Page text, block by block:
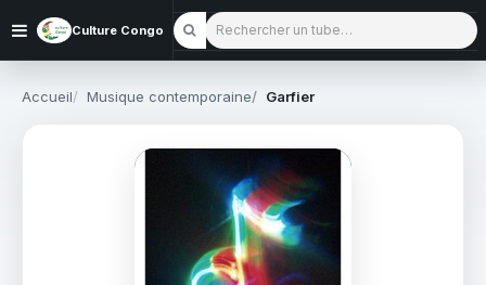
Culture Congo Rechercher un tube
Accueil Musique contemporaine Garfier